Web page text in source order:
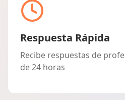
Respuesta Rápida
Recibe respuestas de
de 24 horas